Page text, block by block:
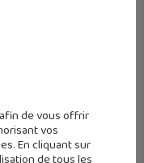
de vous offrir
vos
En cliquant sur